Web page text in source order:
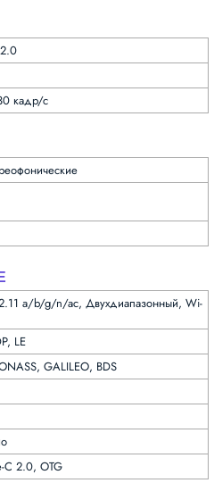
кадр/с
a/b/g/n/ac, Двухдиапазонный, Wi-
LE
GALILEO, BDS
C 2.0, OTG